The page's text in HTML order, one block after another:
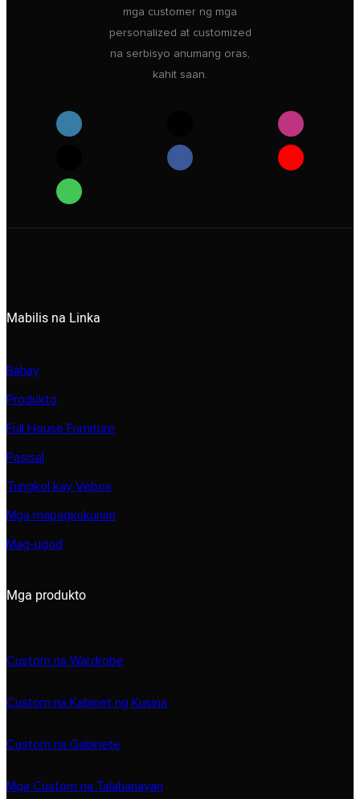
mga customer ng mga
personalized at customized
na serbisyo anumang oras,
kahit saan.
Mabilis na Linka
Bahay
Produkto
Full House Furniture
Pasisal
Tungkol kay Vebos
Mga mapagkukunan
Mag-ugod
Mga produkto
Custom na Wardrobe
Custom na Kabinet ng Kusina
Custom na Gabinete
Mga Custom na Talahanayan